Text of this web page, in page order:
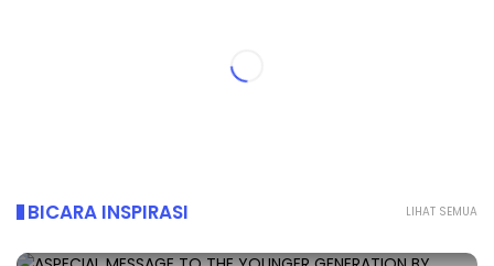
LIHAT SEMUA
BICARA INSPIRASI